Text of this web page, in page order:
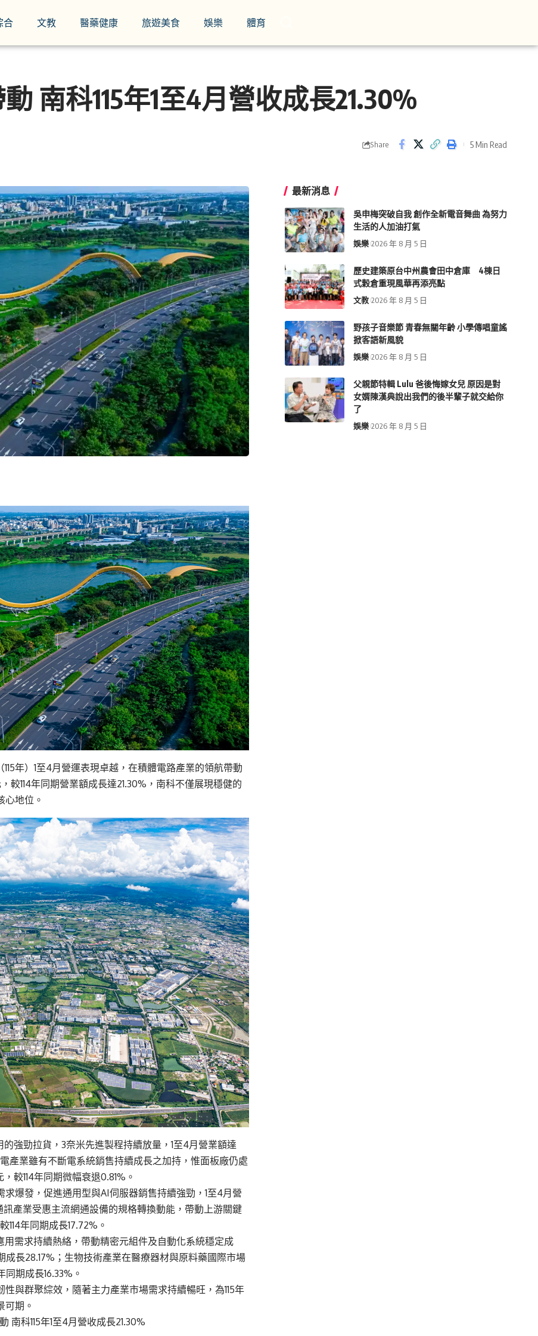
合 文教 醫藥健康 旅遊美食 娛樂 體育
南科115年1至4月營收成長21.30%
Share 5 Min Read
年）1至4月營運表現卓越，在積體電路產業的領航帶動
較114年同期營業額成長達21.30%，南科不僅展現穩健的
心地位。
強勁拉貨，3奈米先進製程持續放量，1至4月營業額達
產業雖有不斷電系統銷售持續成長之加持，惟面板廠仍處
較114年同期微幅衰退0.81%。
爆發，促進通用型與AI伺服器銷售持續強勁，1至4月營
訊產業受惠主流網通設備的規格轉換動能，帶動上游關鍵
年同期成長17.72%。
需求持續熱絡，帶動精密元組件及自動化系統穩定成
成長28.17%；生物技術產業在醫療器材與原料藥國際市場
同期成長16.33%。
與群聚綜效，隨著主力產業市場需求持續暢旺，為115年
可期。
南科115年1至4月營收成長21.30%
最新消息
吳申梅突破自我 創作全新電音舞曲 為努力
生活的人加油打氣
娛樂 2026 年 8 月 5 日
歷史建築原台中州農會田中倉庫 4棟日
式穀倉重現風華再添亮點
文教 2026 年 8 月 5 日
野孩子音樂節 青春無關年齡 小學傳唱童謠
掀客語新風貌
娛樂 2026 年 8 月 5 日
父親節特輯 Lulu 爸後悔嫁女兒 原因是對
女婿陳漢典說出我們的後半輩子就交給你
了
娛樂 2026 年 8 月 5 日